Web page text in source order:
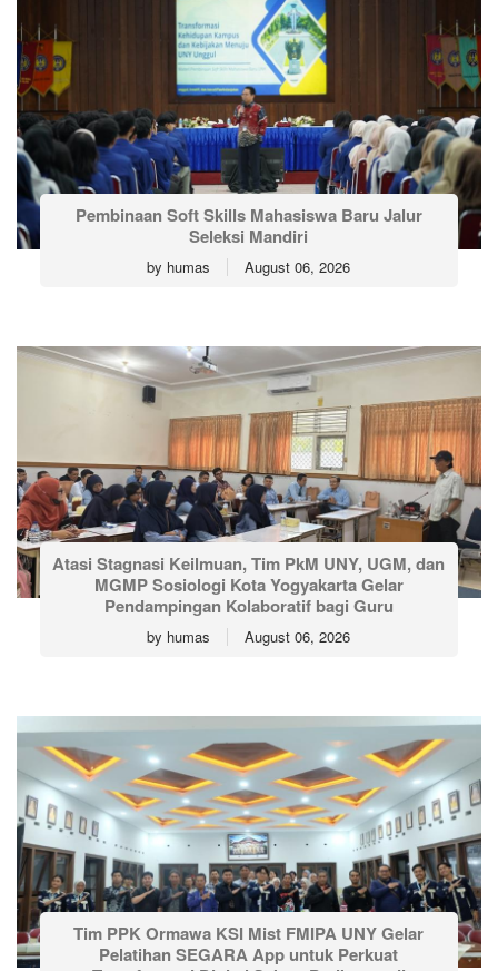
Pembinaan Soft Skills Mahasiswa Baru Jalur
Seleksi Mandiri
by humas August 06, 2026
Atasi Stagnasi Keilmuan, Tim PkM UNY, UGM, dan
MGMP Sosiologi Kota Yogyakarta Gelar
Pendampingan Kolaboratif bagi Guru
by humas August 06, 2026
Tim PPK Ormawa KSI Mist FMIPA UNY Gelar
Pelatihan SEGARA App untuk Perkuat